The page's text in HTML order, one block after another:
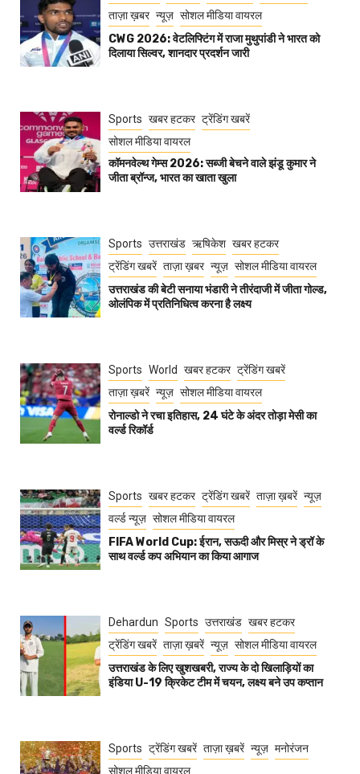
ताज़ा ख़बर न्यूज़ सोशल मीडिया वायरल
CWG 2026: वेटलिफ्टिंग में राजा मुथुपांडी ने भारत को
दिलाया सिल्वर, शानदार प्रदर्शन जारी
Sports खबर हटकर ट्रेंडिंग खबरें
सोशल मीडिया वायरल
कॉमनवेल्थ गेम्स 2026: सब्जी बेचने वाले झंडू कुमार ने
जीता ब्रॉन्ज, भारत का खाता खुला
Sports उत्तराखंड ऋषिकेश खबर हटकर
ट्रेंडिंग खबरें ताज़ा ख़बर न्यूज़ सोशल मीडिया वायरल
उत्तराखंड की बेटी सनाया भंडारी ने तीरंदाजी में जीता गोल्ड,
ओलंपिक में प्रतिनिधित्व करना है लक्ष्य
Sports World खबर हटकर ट्रेंडिंग खबरें
ताज़ा ख़बरें न्यूज़ सोशल मीडिया वायरल
रोनाल्डो ने रचा इतिहास, 24 घंटे के अंदर तोड़ा मेसी का
वर्ल्ड रिकॉर्ड
Sports खबर हटकर ट्रेंडिंग खबरें ताज़ा ख़बरें न्यूज़
वर्ल्ड न्यूज़ सोशल मीडिया वायरल
FIFA World Cup: ईरान, सऊदी और मिस्र ने ड्रॉ के
साथ वर्ल्ड कप अभियान का किया आगाज
Dehardun Sports उत्तराखंड खबर हटकर
ट्रेंडिंग खबरें ताज़ा ख़बरें न्यूज़ सोशल मीडिया वायरल
उत्तराखंड के लिए खुशखबरी, राज्य के दो खिलाड़ियों का
इंडिया U-19 क्रिकेट टीम में चयन, लक्ष्य बने उप कप्तान
Sports ट्रेंडिंग खबरें ताज़ा ख़बरें न्यूज़ मनोरंजन
सोशल मीडिया वायरल